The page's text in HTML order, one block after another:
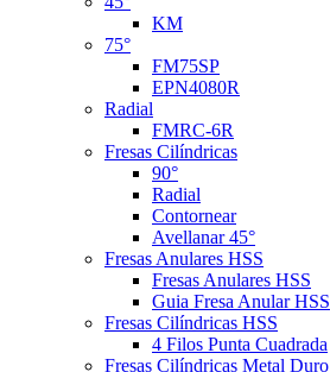
KM
75°
FM75SP
EPN4080R
Radial
FMRC-6R
Fresas Cilíndricas
90°
Radial
Contornear
Avellanar 45°
Fresas Anulares HSS
Fresas Anulares HSS
Guia Fresa Anular HSS
Fresas Cilíndricas HSS
4 Filos Punta Cuadrada
Fresas Cilíndricas Metal Duro